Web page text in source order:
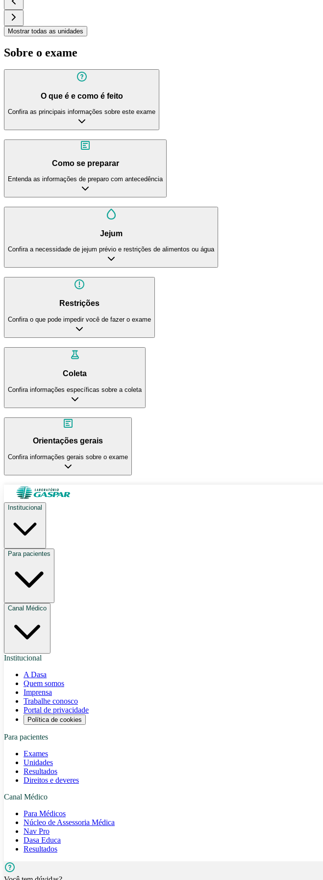
Mostrar todas as unidades
Sobre o exame
O que é e como é feito
Confira as principais informações sobre este exame
Como se preparar
Entenda as informações de preparo com antecedência
Jejum
Confira a necessidade de jejum prévio e restrições de alimentos ou água
Restrições
Confira o que pode impedir você de fazer o exame
Coleta
Confira informações específicas sobre a coleta
Orientações gerais
Confira informações gerais sobre o exame
Institucional
Para pacientes
Canal Médico
Institucional
A Dasa
Quem somos
Imprensa
Trabalhe conosco
Portal de privacidade
Política de cookies
Para pacientes
Exames
Unidades
Resultados
Direitos e deveres
Canal Médico
Para Médicos
Núcleo de Assessoria Médica
Nav Pro
Dasa Educa
Resultados